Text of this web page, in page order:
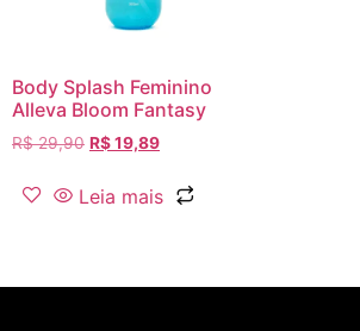
Body Splash Feminino
Alleva Bloom Fantasy
R$29,90 R$19,89
Leia mais